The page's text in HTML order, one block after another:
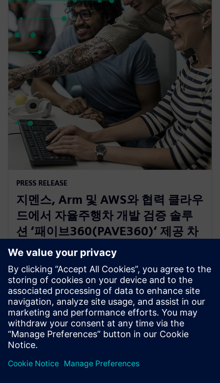
PRESS RELEASE
지멘스, Arm 및 AWS와 협력 클라우
드에서 자율주행차 개발 검증 솔루
션 ‘패이브360(PAVE360)’ 제공 차
세대 소프트웨어 중심 차량(SDV) 혁
신 지원
2023년 11월 14일